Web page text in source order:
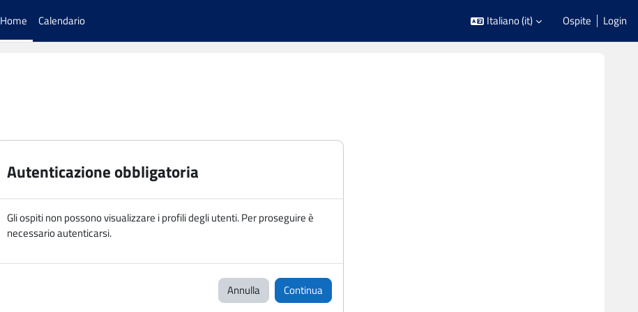
Home Calendario Italiano ‎(it)‎ Ospite Login
Autenticazione obbligatoria
Gli ospiti non possono visualizzare i profili degli utenti. Per proseguire è
necessario autenticarsi.
Annulla Continua